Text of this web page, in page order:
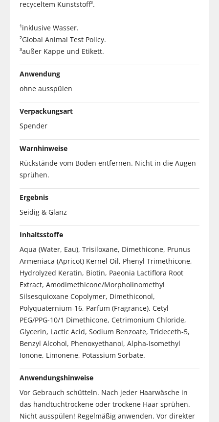
recyceltem Kunststoff³.
¹inklusive Wasser.
²Global Animal Test Policy.
³außer Kappe und Etikett.
Anwendung
ohne ausspülen
Verpackungsart
Spender
Warnhinweise
Rückstände vom Boden entfernen. Nicht in die Augen
sprühen.
Ergebnis
Seidig & Glanz
Inhaltsstoffe
Aqua (Water, Eau), Trisiloxane, Dimethicone, Prunus
Armeniaca (Apricot) Kernel Oil, Phenyl Trimethicone,
Hydrolyzed Keratin, Biotin, Paeonia Lactiflora Root
Extract, Amodimethicone/Morpholinomethyl
Silsesquioxane Copolymer, Dimethiconol,
Polyquaternium-16, Parfum (Fragrance), Cetyl
PEG/PPG-10/1 Dimethicone, Cetrimonium Chloride,
Glycerin, Lactic Acid, Sodium Benzoate, Trideceth-5,
Benzyl Alcohol, Phenoxyethanol, Alpha-Isomethyl
Ionone, Limonene, Potassium Sorbate.
Anwendungshinweise
Vor Gebrauch schütteln. Nach jeder Haarwäsche in
das handtuchtrockene oder trockene Haar sprühen.
Nicht ausspülen! Regelmäßig anwenden. Vor direkter